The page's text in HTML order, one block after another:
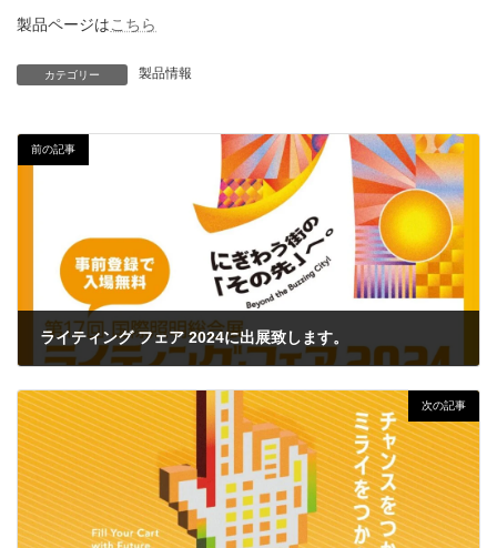
製品ページはこちら
カテゴリー 製品情報
前の記事
ライティング フェア 2024に出展致します。
次の記事